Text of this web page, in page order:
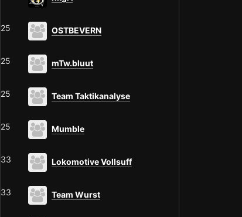
25 OSTBEVERN
25 mTw.bluut
25 Team Taktikanalyse
25 Mumble
33 Lokomotive Vollsuff
33 Team Wurst